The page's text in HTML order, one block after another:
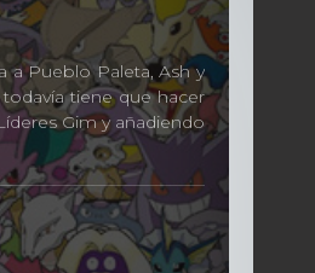
a Pueblo Paleta, Ash y
tiene que hacer
Gim y añadiendo